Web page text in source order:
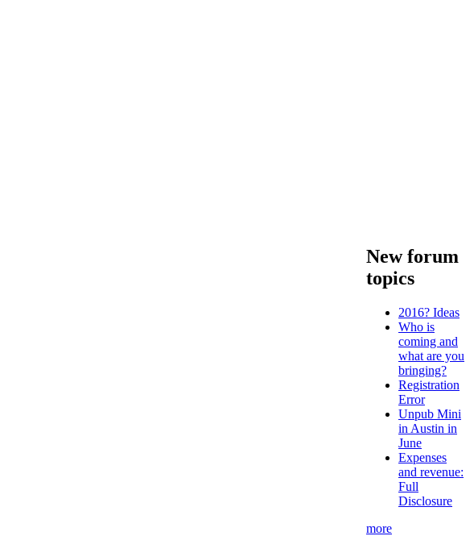
New forum
topics
2016? Ideas
Who is
coming and
what are you
bringing?
Registration
Error
Unpub Mini
in Austin in
June
Expenses
and revenue:
Full
Disclosure
more